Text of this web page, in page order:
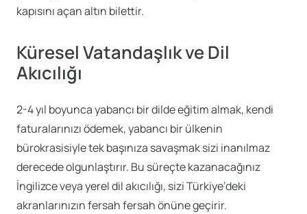
kapısını açan altın bilettir.
Küresel Vatandaşlık ve Dil
Akıcılığı
2-4 yıl boyunca yabancı bir dilde eğitim almak, kendi
faturalarınızı ödemek, yabancı bir ülkenin
bürokrasisiyle tek başınıza savaşmak sizi inanılmaz
derecede olgunlaştırır. Bu süreçte kazanacağınız
İngilizce veya yerel dil akıcılığı, sizi Türkiye’deki
akranlarınızın fersah fersah önüne geçirir.